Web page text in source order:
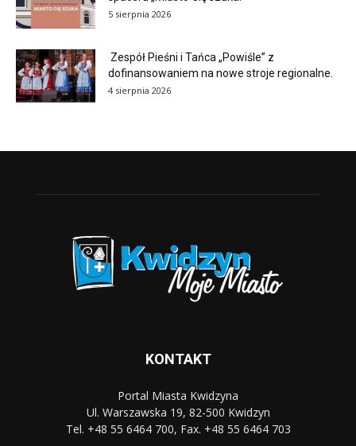
5 sierpnia 2026
Zespół Pieśni i Tańca „Powiśle” z
dofinansowaniem na nowe stroje regionalne.
4 sierpnia 2026
KONTAKT
Portal Miasta Kwidzyna
Ul. Warszawska 19, 82-500 Kwidzyn
Tel. +48 55 6464 700, Fax. +48 55 6464 703